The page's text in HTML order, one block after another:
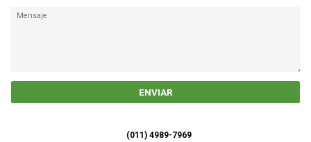
ENVIAR
(011) 4989-7969